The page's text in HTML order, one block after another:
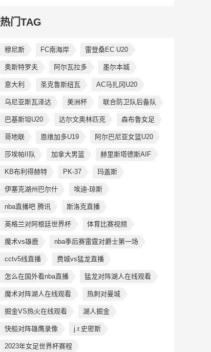
热门TAG
穆尼斯 FC南海岸 雷登桑EC U20
奥斯特罗夫 阿尔瓦拉多 墨尔本城
意大利 圣克鲁斯纽瓦 AC马扎冈U20
乌尼亚斯瓦泽达 美洲杯 联合防卫队后备队
巴基斯坦U20 达尔文奥林匹克 森布鲁女足
哥地联 恩维加多U19 阿尔巴尼亚女篮U20
莎埃帕II队 加拿大男篮 赫里斯塔德斯AIF
KB布利得赫特 PK-37 玛盖斯
伊塞克湖州巴尔什 埃迪-琼斯
nba直播吧 腾讯 斯洛克直播
英格兰对阿根廷世界杯 体育比赛视频
魔术vs雄鹿 nba季后赛雷霆对爵士第一场
cctv5线直播 费城vs猛龙直播
怎么在国外看nba直播 猛龙对阵湖人在线观看
魔术对阵湖人在线观看 热刺对曼城
掘金VS热火在线观看 湖人掘金
快船对阵雄鹰录像 j.r.史密斯
2023年女足世界杯赛程